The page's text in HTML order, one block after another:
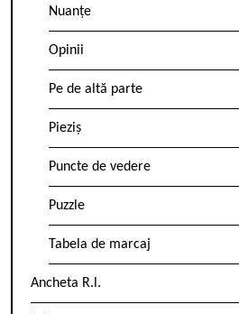
Nuanțe
Opinii
Pe de altă parte
Pieziș
Puncte de vedere
Puzzle
Tabela de marcaj
Ancheta R.l.